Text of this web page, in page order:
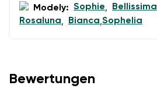
Modely: Sophie, Bellissima
Rosaluna, Bianca,Sophelia
Bewertungen